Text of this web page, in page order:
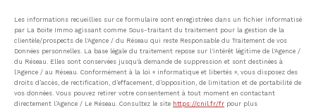
Les informations recueillies sur ce formulaire sont enregistrées dans un fichier informatisé
par La Boite Immo agissant comme Sous-traitant du traitement pour la gestion de la
clientèle/prospects de l'Agence / du Réseau qui reste Responsable du Traitement de vos
Données personnelles. La base légale du traitement repose sur l'intérêt légitime de l'Agence /
du Réseau. Elles sont conservées jusqu'à demande de suppression et sont destinées à
l'Agence / au Réseau. Conformément à la loi « informatique et libertés », vous disposez des
droits d’accès, de rectification, d’effacement, d’opposition, de limitation et de portabilité de
vos données. Vous pouvez retirer votre consentement à tout moment en contactant
directement l’Agence / Le Réseau. Consultez le site https://cnil.fr/fr pour plus